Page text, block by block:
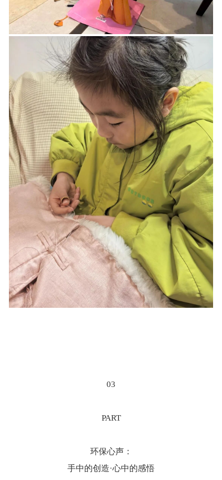
03
PART
环保心声：
手中的创造·心中的感悟